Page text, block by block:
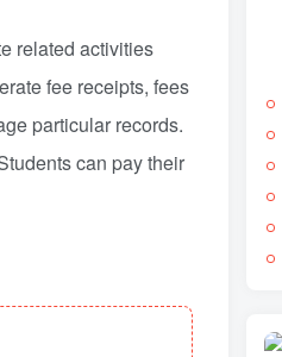
related activities
fee receipts, fees
particular records.
can pay their